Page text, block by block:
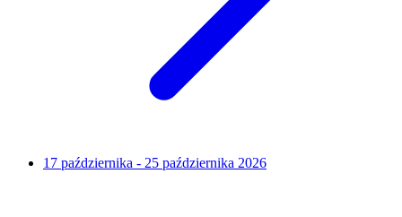
17 października - 25 października 2026